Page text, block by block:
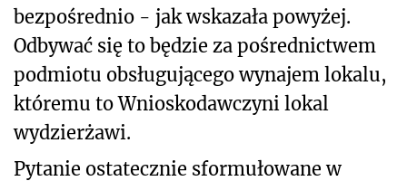
bezpośrednio - jak wskazała powyżej.
Odbywać się to będzie za pośrednictwem
podmiotu obsługującego wynajem lokalu,
któremu to Wnioskodawczyni lokal
wydzierżawi.
Pytanie ostatecznie sformułowane w